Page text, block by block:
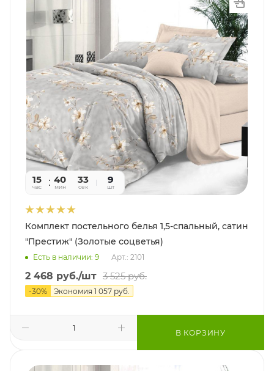
15
час
40
мин
31
сек
9
шт
Комплект постельного белья 1,5-спальный, сатин
"Престиж" (Золотые соцветья)
Есть в наличии: 9 Арт.: 2101
2 468 руб./шт 3 525руб.
-30% Экономия 1 057 руб.
В КОРЗИНУ